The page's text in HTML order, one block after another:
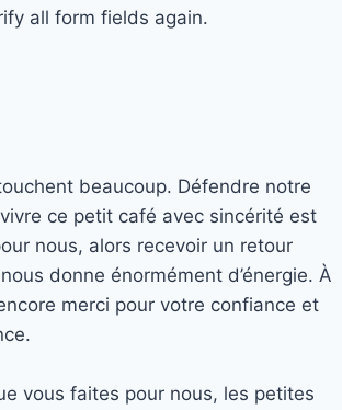
all form fields again.
beaucoup. Défendre notre
ce petit café avec sincérité est
nous, alors recevoir un retour
donne énormément d’énergie. À
merci pour votre confiance et
vous faites pour nous, les petites